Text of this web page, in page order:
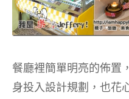
餐廳裡簡單明亮的佈置
身投入設計規劃，也花